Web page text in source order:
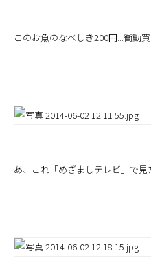
このお魚のなべしき200円...衝動
あ、これ「めざましテレビ」で見